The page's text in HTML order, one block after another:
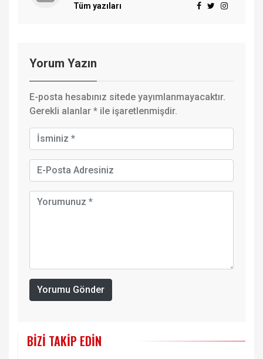
Tüm yazıları
Yorum Yazın
E-posta hesabınız sitede yayımlanmayacaktır.
Gerekli alanlar * ile işaretlenmişdir.
Yorumu Gönder
BIZI TAKIP EDIN